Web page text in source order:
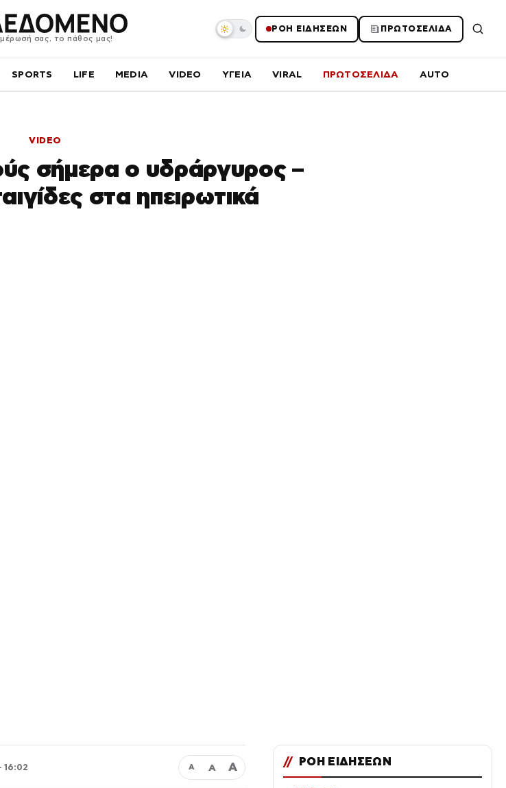
σας, το πάθος μας!
ΡΟΗ ΕΙΔΗΣΕΩΝ ΠΡΩΤΟΣΕΛΙΔΑ
SPORTS LIFE MEDIA VIDEO ΥΓΕΙΑ VIRAL ΠΡΩΤΟΣΕΛΙΔΑ AUTO
VIDEO
σήμερα ο υδράργυρος –
στα ηπειρωτικά
16:02 Α Α Α // ΡΟΗ ΕΙΔΗΣΕΩΝ